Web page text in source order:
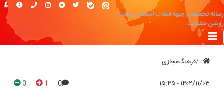
رسانه تخصصی جبهه انقلاب اسلامی؛ روایت
روشن حقیقت
فرهنگ‌مجازی
۱۴۰۲/۱۱/۰۳ - ۱۵:۴۵ 0
1
0